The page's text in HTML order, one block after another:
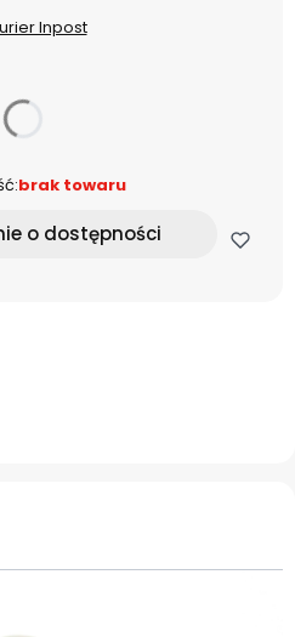
Inpost
brak towaru
o dostępności